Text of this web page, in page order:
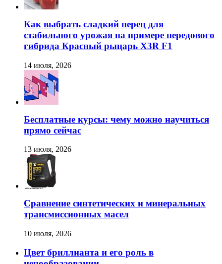
Как выбрать сладкий перец для
стабильного урожая на примере передового
гибрида Красный рыцарь X3R F1
14 июля, 2026
Бесплатные курсы: чему можно научиться
прямо сейчас
13 июля, 2026
Сравнение синтетических и минеральных
трансмиссионных масел
10 июля, 2026
Цвет бриллианта и его роль в